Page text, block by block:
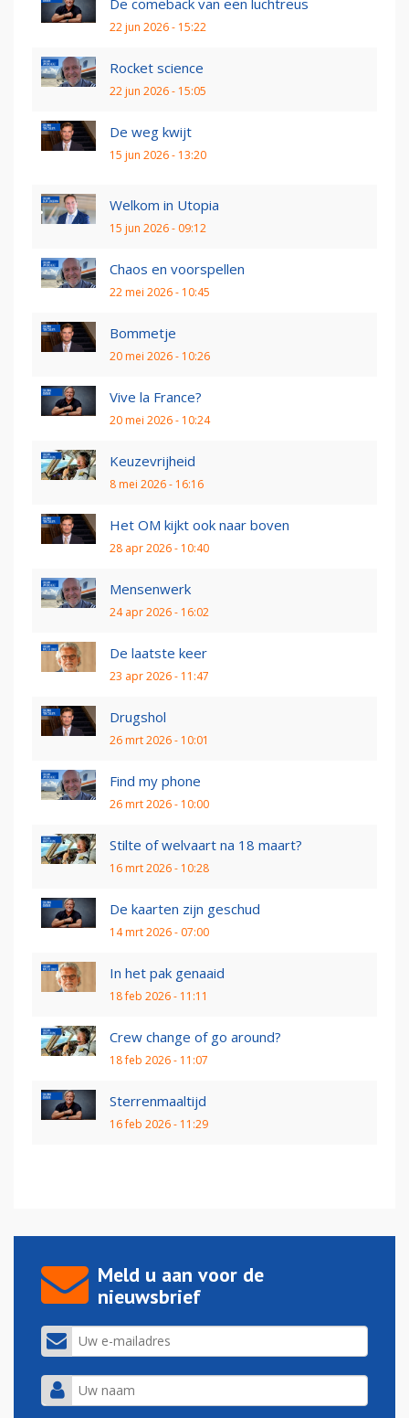
22 jun 2026 - 15:22
Rocket science
22 jun 2026 - 15:05
De weg kwijt
15 jun 2026 - 13:20
Welkom in Utopia
15 jun 2026 - 09:12
Chaos en voorspellen
22 mei 2026 - 10:45
Bommetje
20 mei 2026 - 10:26
Vive la France?
20 mei 2026 - 10:24
Keuzevrijheid
8 mei 2026 - 16:16
Het OM kijkt ook naar boven
28 apr 2026 - 10:40
Mensenwerk
24 apr 2026 - 16:02
De laatste keer
23 apr 2026 - 11:47
Drugshol
26 mrt 2026 - 10:01
Find my phone
26 mrt 2026 - 10:00
Stilte of welvaart na 18 maart?
16 mrt 2026 - 10:28
De kaarten zijn geschud
14 mrt 2026 - 07:00
In het pak genaaid
18 feb 2026 - 11:11
Crew change of go around?
18 feb 2026 - 11:07
Sterrenmaaltijd
16 feb 2026 - 11:29
Meld u aan voor de
nieuwsbrief